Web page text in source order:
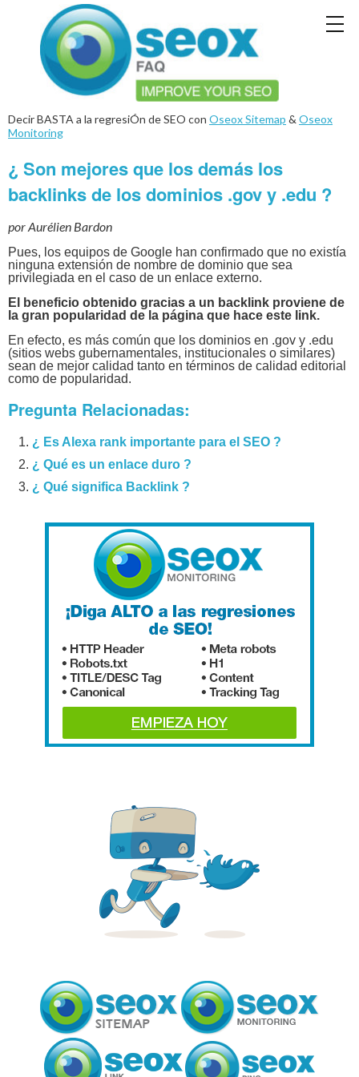
Decir BASTA a la regresiÓn de SEO con Oseox Sitemap & Oseox
Monitoring
¿ Son mejores que los demás los
backlinks de los dominios .gov y .edu ?
por Aurélien Bardon
Pues, los equipos de Google han confirmado que no existía
ninguna extensión de nombre de dominio que sea
privilegiada en el caso de un enlace externo.
El beneficio obtenido gracias a un backlink proviene de
la gran popularidad de la página que hace este link.
En efecto, es más común que los dominios en .gov y .edu
(sitios webs gubernamentales, institucionales o similares)
sean de mejor calidad tanto en términos de calidad editorial
como de popularidad.
Pregunta Relacionadas:
¿ Es Alexa rank importante para el SEO ?
¿ Qué es un enlace duro ?
¿ Qué significa Backlink ?